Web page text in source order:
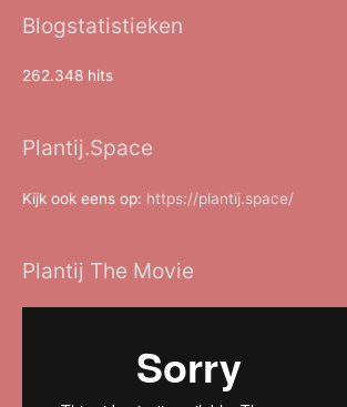
Blogstatistieken
262.348 hits
Plantij.Space
Kijk ook eens op: https://plantij.space/
Plantij The Movie